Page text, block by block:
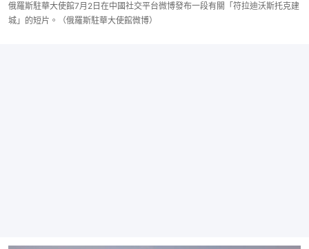
俄羅斯駐華大使館7月2日在中國社交平台微博發布一段有關「符拉迪沃斯托克建
城」的短片。（俄羅斯駐華大使館微博）